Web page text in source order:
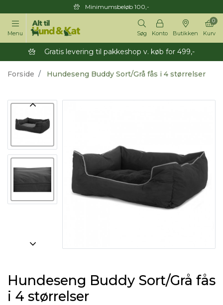
Minimumsbeløb 100,-
Menu Søg Konto Butikken Kurv
0
Gratis levering til pakkeshop v. køb for 499,-
Forside Hundeseng Buddy Sort/Grå fås i 4 størrelser
Hundeseng Buddy Sort/Grå fås
i 4 størrelser